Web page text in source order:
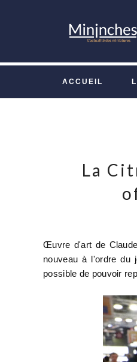
ACCUEIL
La
Œuvre d'art de
nouveau à l'ordre du
possible de pouvoir